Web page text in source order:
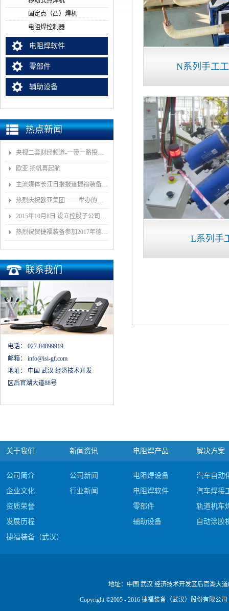
固定点（凸）焊机
电阻焊控制器
电阻焊软件
零部件
辅助设备
热点新闻
央视二套财经频道-一带一路投资指南报道我司董事长和捷福装备（武汉）股份有限公司
欧亚 扬帆再起航
主流媒体长江日报报道捷福装备（武汉）有限公司上央视2套财经栏目“一带一路栏目”
热烈庆祝欧亚集团 ——举办的《汽车白车身智能制造技术论坛》顺利召开
2015年10月8日 设立控股子公司武汉捷福鹰汽车装备有限公司决议公告
热烈祝贺捷福装备参加2017年德国埃森展取得圆满成功
联系我们
电话： 027-84899919
邮箱： info@isi-gf.com
地址： 中国 武汉 经济技术开发
区后官湖大道88号
N系列手工
L系列手
关于我们
公司简介
企业文化
资质荣誉
发展历程
捷福装备（武汉）股份有限公司电阻焊产品#c
新闻资讯
公司新闻
行业新闻
电阻焊产品
电阻焊设备
电阻焊软件
零部件
辅助设备
解决方案
汽车自动
汽车焊接
轨道机车
自动涂胶
Copyright ©2005 - 2016 捷福装备（武汉）股份有限公司
地址： 中国 武汉 经济技术开发区后官湖大